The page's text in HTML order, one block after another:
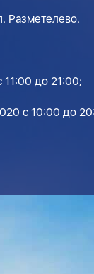
Разметелево.
11:00 до 21:00;
с 10:00 до